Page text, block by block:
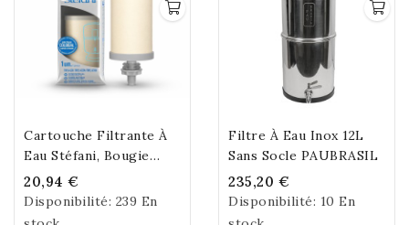
fontaines filtrantes.
Cartouche Filtrante À
Eau Stéfani, Bougie
Stéfani
20,94 €
Disponibilité: 239 En
Filtre À Eau Inox 12L
Sans Socle PAUBRASIL
235,20 €
Disponibilité: 10 En